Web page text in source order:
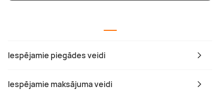
Iespējamie piegādes veidi
Iespējamie maksājuma veidi